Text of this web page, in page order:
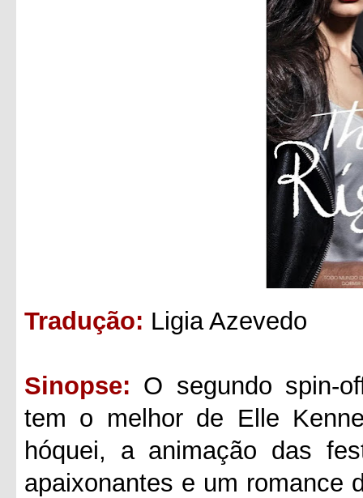
Tradução: Ligia Azevedo
Sinopse: O segundo spin-
tem o melhor de Elle
hóquei, a animação das
apaixonantes e um romance